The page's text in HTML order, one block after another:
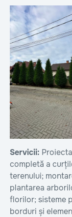
Servicii:
completă a
terenului;
plantarea
florilor; sisteme
borduri și